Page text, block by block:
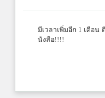
มีเวลาเพิ่มอีก 1 เดือ
นังสือ!!!!